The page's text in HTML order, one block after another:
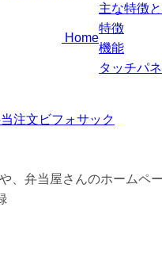
Home
主な特徴
特徴
機能
タッチパ
注文ビフォサック
、弁当屋さんのホームペ